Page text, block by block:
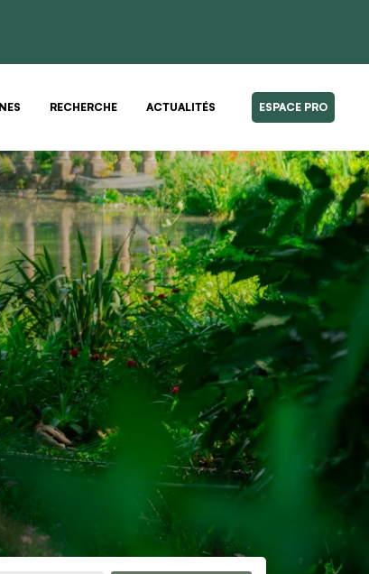
RECHERCHE ACTUALITÉS ESPACE PRO